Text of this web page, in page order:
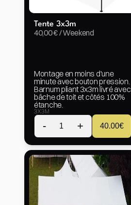
Tente 3x3m
40,00 € / Weekend
Montage en moins d'une
minute avec bouton pression.
Barnum pliant 3x3m livré avec
bâche de toit et côtés 100%
étanche.
3X3M
- 1 + 40.00€